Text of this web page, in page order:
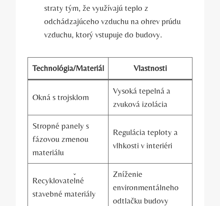
straty tým, že využívajú teplo z
odchádzajúceho vzduchu na ohrev prúdu
vzduchu, ktorý vstupuje do budovy.
Technológia/Materiál Vlastnosti
Okná s trojsklom
Vysoká tepelná a
zvuková izolácia
Stropné panely s
fázovou zmenou
materiálu
Regulácia teploty a
vlhkosti v interiéri
Recyklovateľné
stavebné materiály
Zníženie
environmentálneho
odtlačku budovy